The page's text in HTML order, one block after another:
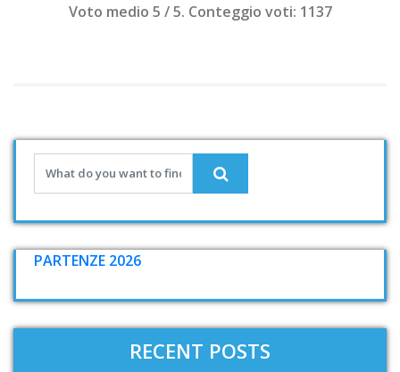
Voto medio 5 / 5. Conteggio voti: 1137
PARTENZE 2026
RECENT POSTS